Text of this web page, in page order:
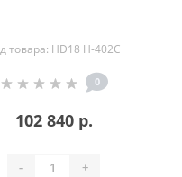
товара: HD18 H-402C
0
102 840 р.
- +